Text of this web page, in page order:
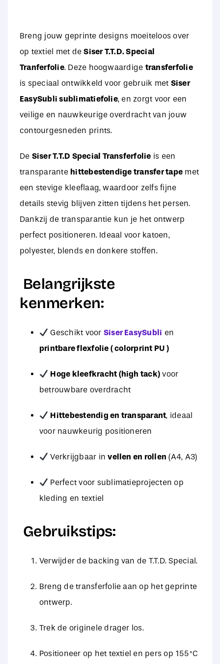
Breng jouw geprinte designs moeiteloos over
op textiel met deSiser T.T.D. Special
Tranferfolie. Deze hoogwaardige transferfolie
is speciaal ontwikkeld voor gebruik met Siser
EasySubli sublimatiefolie, en zorgt voor een
veilige en nauwkeurige overdracht van jouw
contourgesneden prints.
De Siser T.T.D Special Transferfolie is een
transparante hittebestendige transfer tape met
een stevige kleeflaag, waardoor zelfs fijne
details stevig blijven zitten tijdens het persen.
Dankzij de transparantie kun je het ontwerp
perfect positioneren. Ideaal voor katoen,
polyester, blends en donkere stoffen.
Belangrijkste
kenmerken:
Geschikt voor Siser EasySubli en
printbare flexfolie ( colorprint PU )
Hoge kleefkracht (high tack) voor
betrouwbare overdracht
Hittebestendig en transparant, ideaal
voor nauwkeurig positioneren
Verkrijgbaar invellen en rollen (A4, A3)
Perfect voor sublimatieprojecten op
kleding en textiel
Gebruikstips:
Verwijder de backing van de T.T.D. Special.
Breng de transferfolie aan op het geprinte
ontwerp.
Trek de originele drager los.
Positioneer op het textiel en pers op 155 °C